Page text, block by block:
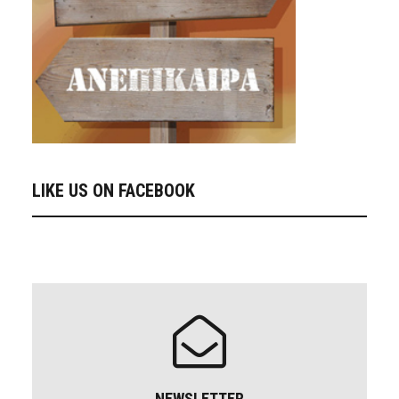
LIKE US ON FACEBOOK